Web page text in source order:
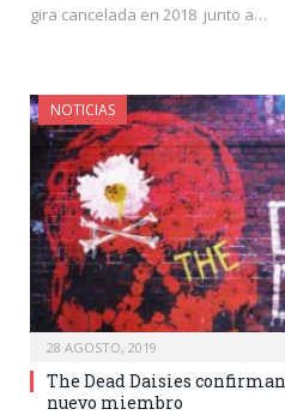
gira cancelada en 2018 junto a…
NOTICIAS
28 AGOSTO, 2019
The Dead Daisies
nuevo miembro